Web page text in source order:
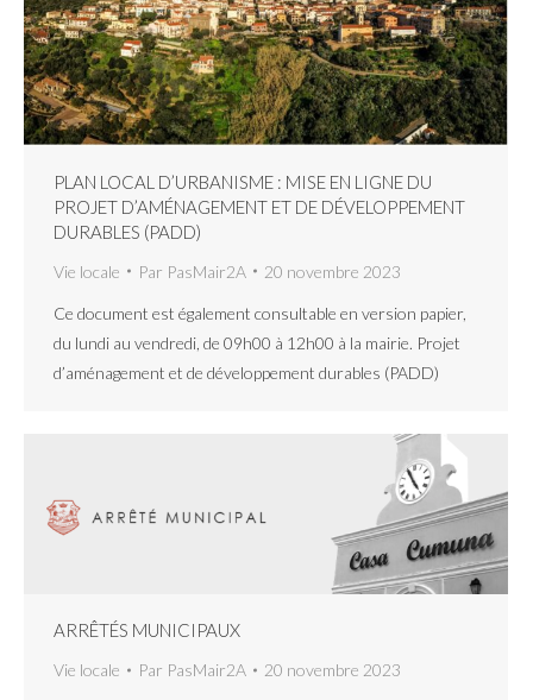
PLAN LOCAL D’URBANISME : MISE EN LIGNE DU
PROJET D’AMÉNAGEMENT ET DE DÉVELOPPEMENT
DURABLES (PADD)
Vie locale Par PasMair2A 20 novembre 2023
Ce document est également consultable en version papier,
du lundi au vendredi, de 09h00 à 12h00 à la mairie. Projet
d’aménagement et de développement durables (PADD)
ARRÊTÉS MUNICIPAUX
Vie locale Par PasMair2A 20 novembre 2023